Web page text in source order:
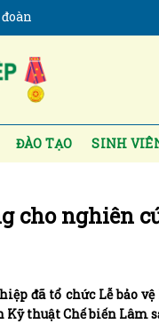
ĐÀO TẠO SINH
cho nghiên
đã tổ chức Lễ bảo
thuật Chế biến Lâm